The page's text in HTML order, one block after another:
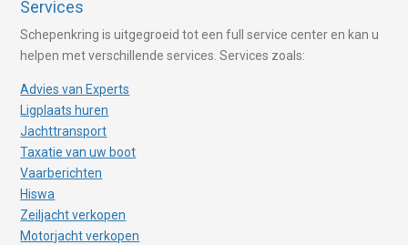
Services
Schepenkring is uitgegroeid tot een full service center en kan u
helpen met verschillende services. Services zoals:
Advies van Experts
Ligplaats huren
Jachttransport
Taxatie van uw boot
Vaarberichten
Hiswa
Zeiljacht verkopen
Motorjacht verkopen